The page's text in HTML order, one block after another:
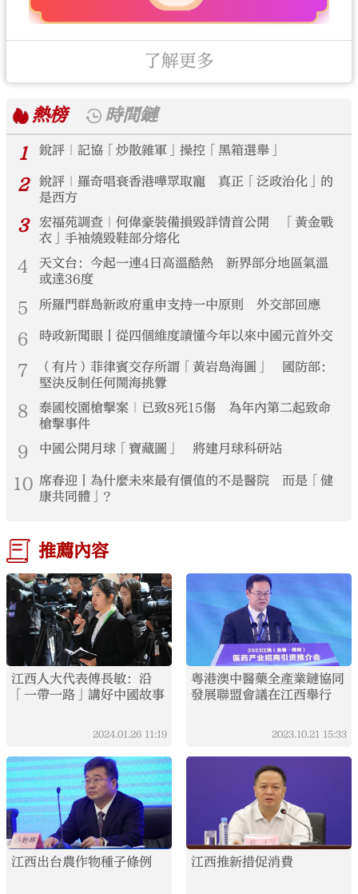
了解更多
熱榜
時間鏈
1
銳評｜記協「炒散雜軍」操控「黑箱選舉」
2
銳評｜羅奇唱衰香港嘩眾取寵 真正「泛政治化」的
是西方
3
宏福苑調查｜何偉豪裝備損毀詳情首公開 「黃金戰
衣」手袖燒毀鞋部分熔化
4
天文台：今起一連4日高溫酷熱 新界部分地區氣溫
或達36度
5 所羅門群島新政府重申支持一中原則 外交部回應
6 時政新聞眼丨從四個維度讀懂今年以來中國元首外交
7
（有片）菲律賓交存所謂「黃岩島海圖」 國防部：
堅決反制任何鬧海挑釁
8
泰國校園槍擊案｜已致8死15傷 為年內第二起致命
槍擊事件
9 中國公開月球「寶藏圖」 將建月球科研站
10 席春迎丨為什麼未來最有價值的不是醫院 而是「健
康共同體」？
推薦內容
江西人大代表傅長敏：沿
「一帶一路」講好中國故事
2024.01.26 11:19
粵港澳中醫藥全產業鏈協同
發展聯盟會議在江西舉行
2023.10.21 15:33
江西出台農作物種子條例 江西推新措促消費